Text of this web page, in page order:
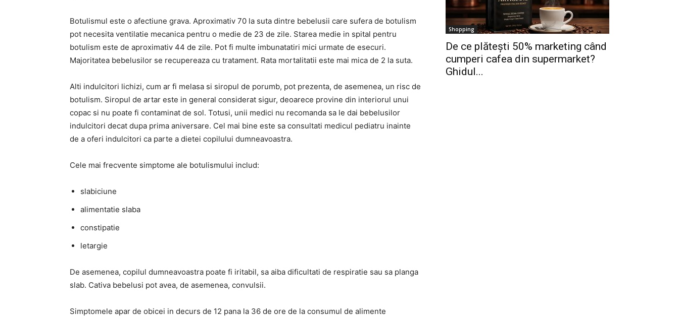
Botulismul este o afectiune grava. Aproximativ 70 la suta dintre bebelusii care sufera de botulism
pot necesita ventilatie mecanica pentru o medie de 23 de zile. Starea medie in spital pentru
botulism este de aproximativ 44 de zile. Pot fi multe imbunatatiri mici urmate de esecuri.
Majoritatea bebelusilor se recupereaza cu tratament. Rata mortalitatii este mai mica de 2 la suta.
Alti indulcitori lichizi, cum ar fi melasa si siropul de porumb, pot prezenta, de asemenea, un risc de
botulism. Siropul de artar este in general considerat sigur, deoarece provine din interiorul unui
copac si nu poate fi contaminat de sol. Totusi, unii medici nu recomanda sa le dai bebelusilor
indulcitori decat dupa prima aniversare. Cel mai bine este sa consultati medicul pediatru inainte
de a oferi indulcitori ca parte a dietei copilului dumneavoastra.
Cele mai frecvente simptome ale botulismului includ:
slabiciune
alimentatie slaba
constipatie
letargie
De asemenea, copilul dumneavoastra poate fi iritabil, sa aiba dificultati de respiratie sau sa planga
slab. Cativa bebelusi pot avea, de asemenea, convulsii.
Simptomele apar de obicei in decurs de 12 pana la 36 de ore de la consumul de alimente
Shopping
De ce plătești 50% marketing când
cumperi cafea din supermarket?
Ghidul...